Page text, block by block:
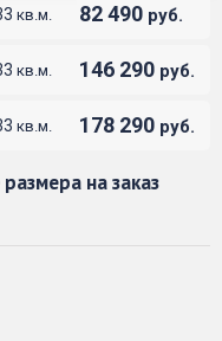
кв.м. 82 490 руб.
кв.м. 146 290 руб.
кв.м. 178 290 руб.
на заказ